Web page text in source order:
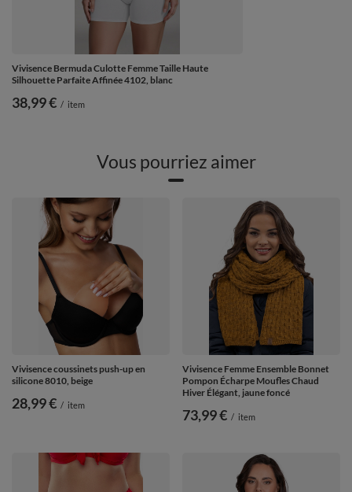
Vivisence Bermuda Culotte Femme Taille Haute
Silhouette Parfaite Affinée 4102, blanc
38,99 € / item
Vous pourriez aimer
Vivisence coussinets push-up en
silicone 8010, beige
28,99 € / item
Vivisence Femme Ensemble Bonnet
Pompon Écharpe Moufles Chaud
Hiver Élégant, jaune foncé
73,99 € / item